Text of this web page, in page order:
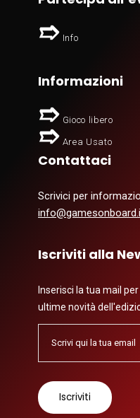
Info
Informazioni
Gioco libero
Area Usato
Contattaci
Scrivici per
Iscriviti alla
Inserisci la tua mail
ultime novità